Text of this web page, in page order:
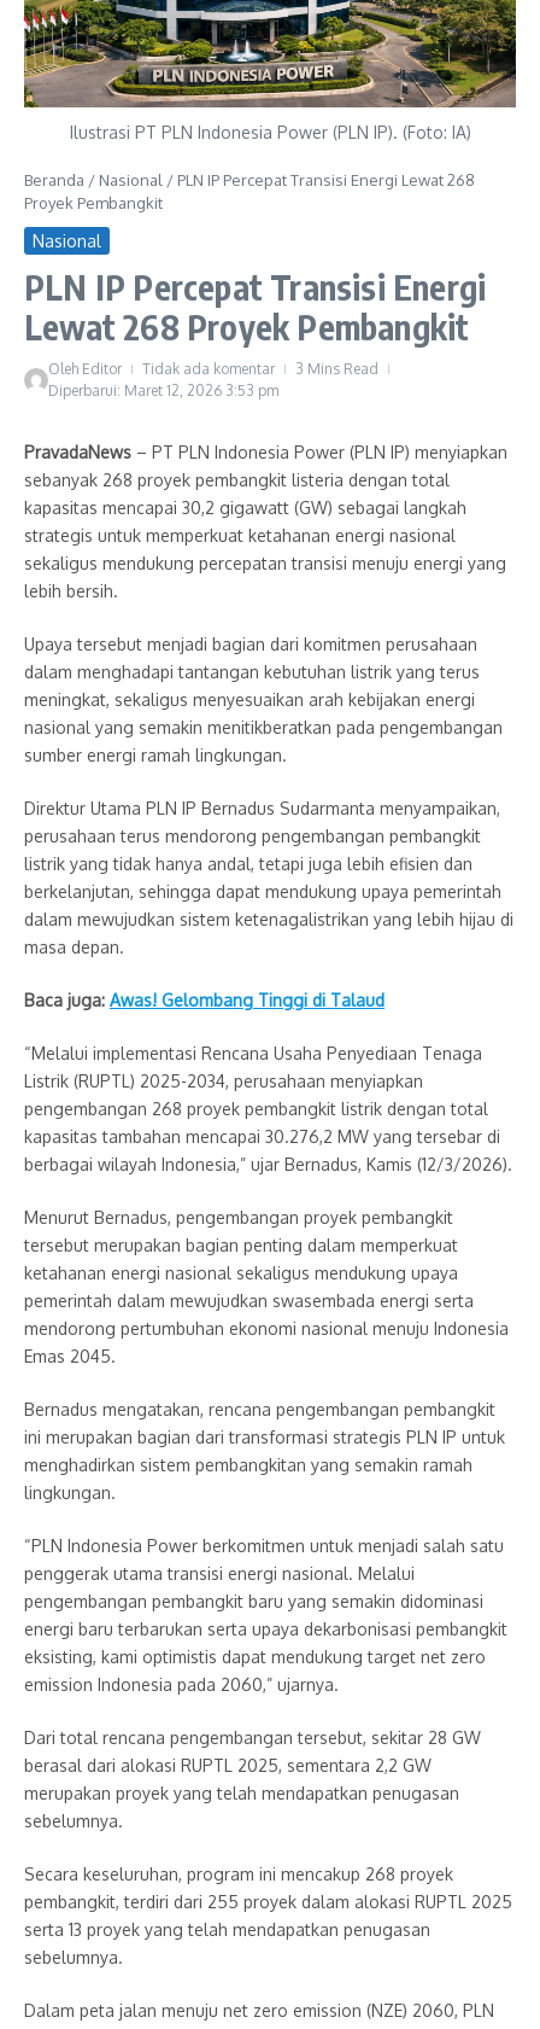
Ilustrasi PT PLN Indonesia Power (PLN IP). (Foto: IA)
Beranda / Nasional / PLN IP Percepat Transisi Energi Lewat 268
Proyek Pembangkit
Nasional
PLN IP Percepat Transisi Energi
Lewat 268 Proyek Pembangkit
Oleh Editor Tidak ada komentar
3 Mins Read
Diperbarui: Maret 12, 2026 3:53 pm
PravadaNews – PT PLN Indonesia Power (PLN IP) menyiapkan
sebanyak 268 proyek pembangkit listeria dengan total
kapasitas mencapai 30,2 gigawatt (GW) sebagai langkah
strategis untuk memperkuat ketahanan energi nasional
sekaligus mendukung percepatan transisi menuju energi yang
lebih bersih.
Upaya tersebut menjadi bagian dari komitmen perusahaan
dalam menghadapi tantangan kebutuhan listrik yang terus
meningkat, sekaligus menyesuaikan arah kebijakan energi
nasional yang semakin menitikberatkan pada pengembangan
sumber energi ramah lingkungan.
Direktur Utama PLN IP Bernadus Sudarmanta menyampaikan,
perusahaan terus mendorong pengembangan pembangkit
listrik yang tidak hanya andal, tetapi juga lebih efisien dan
berkelanjutan, sehingga dapat mendukung upaya pemerintah
dalam mewujudkan sistem ketenagalistrikan yang lebih hijau di
masa depan.
Baca juga: Awas! Gelombang Tinggi di Talaud
“Melalui implementasi Rencana Usaha Penyediaan Tenaga
Listrik (RUPTL) 2025-2034, perusahaan menyiapkan
pengembangan 268 proyek pembangkit listrik dengan total
kapasitas tambahan mencapai 30.276,2 MW yang tersebar di
berbagai wilayah Indonesia,” ujar Bernadus, Kamis (12/3/2026).
Menurut Bernadus, pengembangan proyek pembangkit
tersebut merupakan bagian penting dalam memperkuat
ketahanan energi nasional sekaligus mendukung upaya
pemerintah dalam mewujudkan swasembada energi serta
mendorong pertumbuhan ekonomi nasional menuju Indonesia
Emas 2045.
Bernadus mengatakan, rencana pengembangan pembangkit
ini merupakan bagian dari transformasi strategis PLN IP untuk
menghadirkan sistem pembangkitan yang semakin ramah
lingkungan.
“PLN Indonesia Power berkomitmen untuk menjadi salah satu
penggerak utama transisi energi nasional. Melalui
pengembangan pembangkit baru yang semakin didominasi
energi baru terbarukan serta upaya dekarbonisasi pembangkit
eksisting, kami optimistis dapat mendukung target net zero
emission Indonesia pada 2060,” ujarnya.
Dari total rencana pengembangan tersebut, sekitar 28 GW
berasal dari alokasi RUPTL 2025, sementara 2,2 GW
merupakan proyek yang telah mendapatkan penugasan
sebelumnya.
Secara keseluruhan, program ini mencakup 268 proyek
pembangkit, terdiri dari 255 proyek dalam alokasi RUPTL 2025
serta 13 proyek yang telah mendapatkan penugasan
sebelumnya.
Dalam peta jalan menuju net zero emission (NZE) 2060, PLN